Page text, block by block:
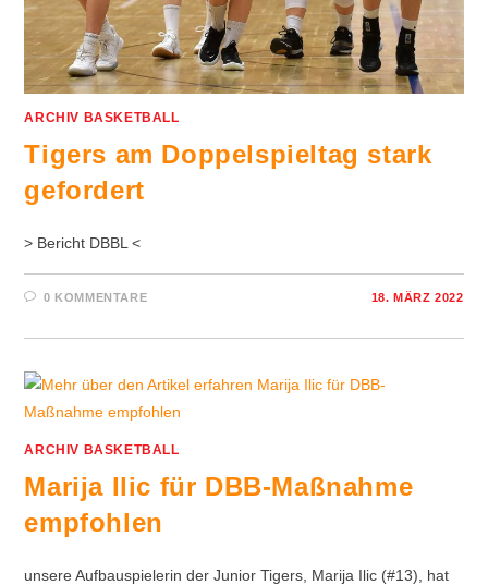
ARCHIV BASKETBALL
Tigers am Doppelspieltag stark
gefordert
> Bericht DBBL <
0 KOMMENTARE 18. MÄRZ 2022
ARCHIV BASKETBALL
Marija Ilic für DBB-Maßnahme
empfohlen
unsere Aufbauspielerin der Junior Tigers, Marija Ilic (#13), hat